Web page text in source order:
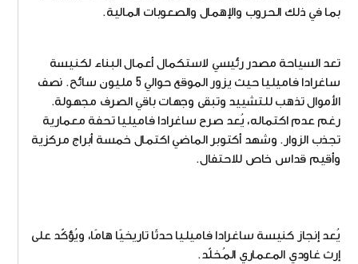
بما في ذلك الحروب والإهمال والصعوبات المالية.
تعد السياحة مصدر رئيسي لاستكمال أعمال البناء لكنيسة
ساغرادا فاميليا حيث يزور الموقع حوالي 5 مليون سائح. نصف
الأموال تذهب للتشييد وتبقى وجهات باقي الصرف مجهولة.
رغم عدم اكتماله، يُعد صرح ساغرادا فاميليا تحفة معمارية
تجذب الزوار. وشهد أكتوبر الماضي اكتمال خمسة أبراج مركزية
وأقيم قداس خاص للاحتفال.
يُعد إنجاز كنيسة ساغرادا فاميليا حدثًا تاريخيًا هامًا، ويُؤكّد على
إرث غاودي المعماري المُخلّد.